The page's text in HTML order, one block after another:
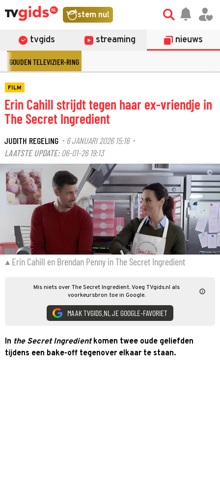
stem nu!
tvgids streaming nieuws
GOUDEN TELEVIZIER-RING
FILM
Erin Cahill strijdt tegen haar ex-vriendje in
The Secret Ingredient
JUDITH REGELING · 6 JANUARI 2026 15:16·
LAATSTE UPDATE: 06-01-26 19:13
©
Erin Cahill en Brendan Penny in The Secret Ingredient
Mis niets over The Secret Ingredient. Voeg TVgids.nl als
voorkeursbron toe in Google.
MAAK TVGIDS.NL JE GOOGLE-FAVORIET
In the Secret Ingredient komen twee oude geliefden
tijdens een bake-off tegenover elkaar te staan.